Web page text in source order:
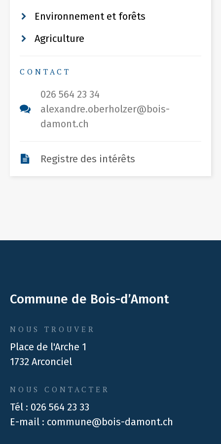
Environnement et forêts
Agriculture
CONTACT
026 564 23 34
alexandre.oberholzer@bois-
damont.ch
Registre des intérêts
Commune de Bois-d’Amont
NOUS TROUVER
Place de l'Arche 1
1732 Arconciel
NOUS CONTACTER
Tél : 026 564 23 33
E-mail : commune@bois-damont.ch